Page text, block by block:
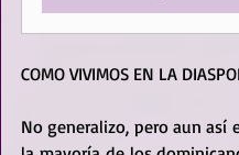
COMO VIVIMOS EN LA
No generalizo, pero aun así